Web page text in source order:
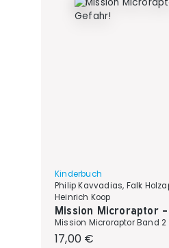
Kinderbuch
Philip Kavvadias, Falk
Heinrich Koop
Mission Microraptor
Mission Microraptor Band 2
Regulärer Preis:
17,00 €